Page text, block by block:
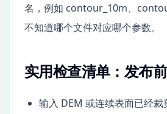
名，例如 contour_10m、
不知道哪个文件对应哪个参数。
实用检查清单：发布
输入 DEM 或连续表面已经